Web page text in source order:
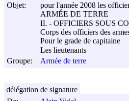
Objet:
pour l'année 2008 les
ARMÉE DE TERRE
II. - OFFICIERS SOUS
Corps des officiers des
Pour le grade de capitaine
Les lieutenants
Groupe:
Armée de terre
délégation de signature